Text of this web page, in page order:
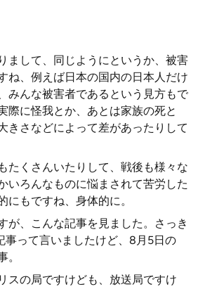
まして、同じようにというか、被害
ね、例えば日本の国内の日本人だけ
みんな被害者であるという見方もで
際に怪我とか、あとは家族の死と
きさなどによって差があったりして
たくさんいたりして、戦後も様々な
いろんなものに悩まされて苦労した
にもですね、身体的に。
が、こんな記事を見ました。さっき
事って言いましたけど、8月5日の
。
スの局ですけども、放送局ですけ